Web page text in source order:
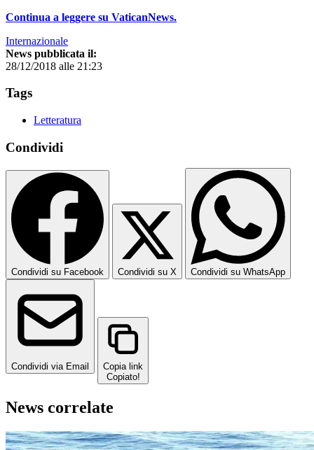
Continua a leggere su VaticanNews.
Internazionale
News pubblicata il:
28/12/2018 alle 21:23
Tags
Letteratura
Condividi
Condividi su Facebook Condividi su X Condividi su WhatsApp
Condividi via Email
Copia link
Copiato!
News correlate